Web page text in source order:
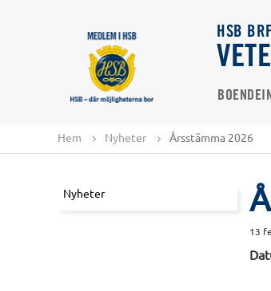
HSB BRF
Hem Nyheter Årsstämma 2026
Nyheter
13